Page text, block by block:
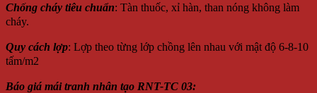
Chống cháy tiêu chuẩn: Tàn thuốc, xỉ hàn, than nóng không làm
cháy.
Quy cách lợp: Lợp theo từng lớp chồng lên nhau với mật độ 6-8-10
tấm/m2
Báo giá mái tranh nhân tạo RNT-TC 03: